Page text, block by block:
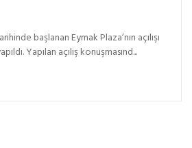
başlanan Eymak Plaza’nın açılışı
Yapılan açılış konuşmasınd...